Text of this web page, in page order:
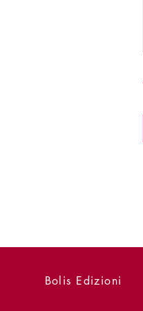
Bolis Edizioni